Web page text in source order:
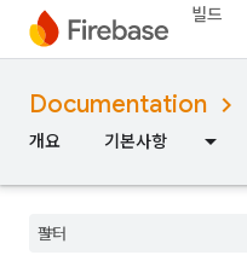
빌드
Documentation
개요 기본사항